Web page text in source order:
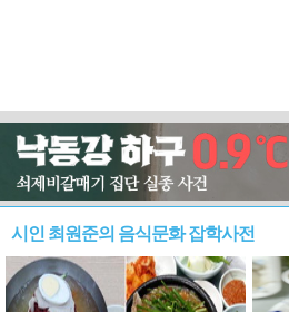
시인 최원준의 음식문화 잡학사전